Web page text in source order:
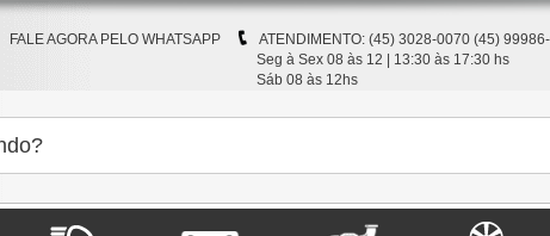
FALE AGORA PELO WHATSAPP
ATENDIMENTO: (45) 3028-0070 (45)
Seg à Sex 08 às 12 | 13:30 às 17:30 hs
Sáb 08 às 12hs